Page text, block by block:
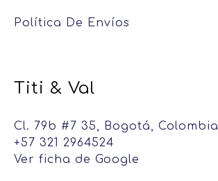
Política De Envíos
Titi & Val
Cl. 79b #7 35, Bogotá, Colombia
+57 321 2964524
Ver ficha de Google